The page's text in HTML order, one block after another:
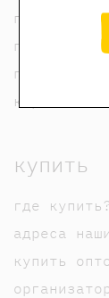
политика
публичная
карта сайта
купить
где купить?
адреса
купить